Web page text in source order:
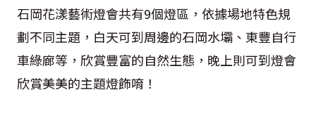
石岡花漾藝術燈會共有9個燈區，依據場地特色規
劃不同主題，白天可到周邊的石岡水壩、東豐自行
車綠廊等，欣賞豐富的自然生態，晚上則可到燈會
欣賞美美的主題燈飾唷！